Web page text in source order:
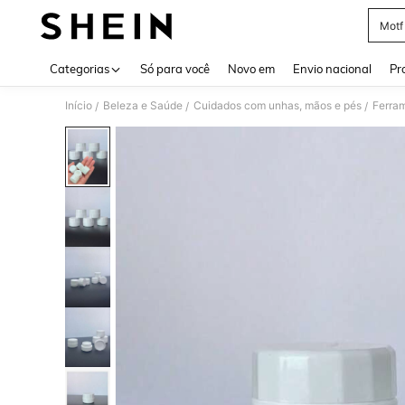
Motf
Categorias Só para você Novo em Envio nacional
Início / Beleza e Saúde / Cuidados com unhas, mãos e pés /